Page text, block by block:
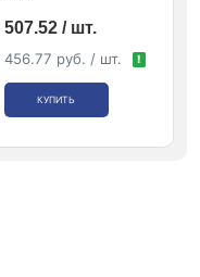
507.52 / шт.
456.77 руб. / шт. !
КУПИТЬ